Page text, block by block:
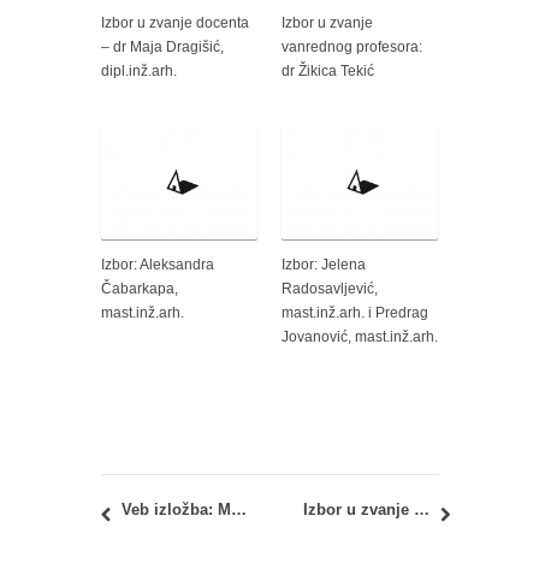
Izbor u zvanje docenta
– dr Maja Dragišić,
dipl.inž.arh.
Izbor u zvanje
vanrednog profesora:
dr Žikica Tekić
Izbor: Aleksandra
Čabarkapa,
mast.inž.arh.
Izbor: Jelena
Radosavljević,
mast.inž.arh. i Predrag
Jovanović, mast.inž.arh.
Veb izložba: Master Studio M02 – Projekat 2016/17 Izbor u zvanje docenta: dr Ivan Šuletić, dipl.slik.lik.um.